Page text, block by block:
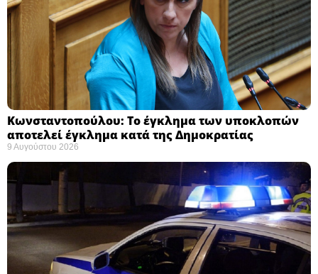
Κωνσταντοπούλου: Το έγκλημα των υποκλοπών
αποτελεί έγκλημα κατά της Δημοκρατίας ​
9 Αυγούστου 2026